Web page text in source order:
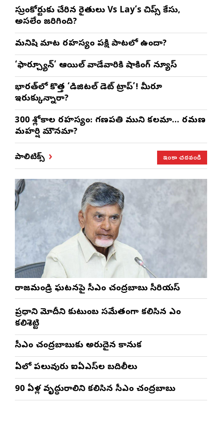
సుప్రీంకోర్టుకు చేరిన రైతులు Vs Lay’s చిప్స్‌ కేసు,
అసలేం జరిగింది?
మనిషి మాట రహస్యం పక్షి పాటలో ఉందా?
‘ఫార్చ్యూన్’ ఆయిల్ వాడేవారికి షాకింగ్ న్యూస్
భారత్‌లో కొత్త ‘డిజిటల్ డెట్ ట్రాప్’! మీరూ
ఇరుక్కున్నారా?
300 శ్లోకాల రహస్యం: గణపతి ముని కలమా… రమణ
మహర్షి మౌనమా?
పాలిటిక్స్ ఇంకా చదవండి
రాజమండ్రి ఘటనపై సీఎం చంద్రబాబు సీరియస్
ప్రధాని మోదీని కుటుంబ సమేతంగా కలిసిన ఎంపీ
కలిశెట్టి
సీఎం చంద్రబాబుకు అరుదైన కానుక
ఏపీలో పలువురు ఐఏఎస్‌ల బదిలీలు
90 ఏళ్ల వృద్ధురాలిని కలిసిన సీఎం చంద్రబాబు